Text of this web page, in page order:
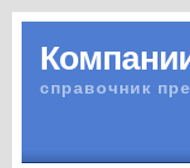
справочник